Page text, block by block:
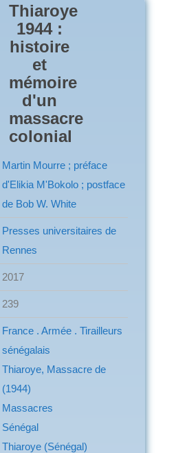
Thiaroye
1944 :
histoire
et
mémoire
d'un
massacre
colonial
Martin Mourre ; préface
d'Elikia M'Bokolo ; postface
de Bob W. White
Presses universitaires de
Rennes
2017
239
France . Armée . Tirailleurs
sénégalais
Thiaroye, Massacre de
(1944)
Massacres
Sénégal
Thiaroye (Sénégal)